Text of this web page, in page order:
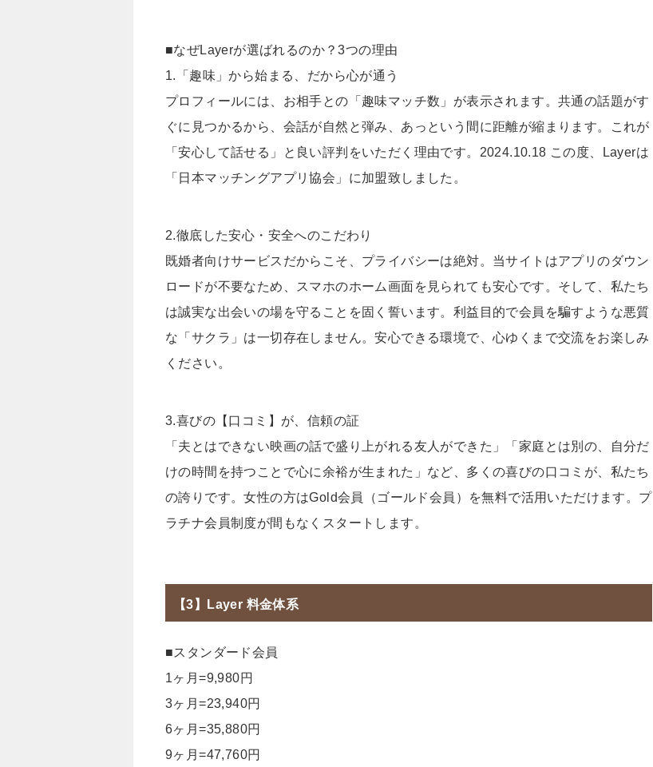
■なぜLayerが選ばれるのか？3つの理由
1.「趣味」から始まる、だから心が通う
プロフィールには、お相手との「趣味マッチ数」が表示されます。共通の話題がす
ぐに見つかるから、会話が自然と弾み、あっという間に距離が縮まります。これが
「安心して話せる」と良い評判をいただく理由です。2024.10.18 この度、Layerは
「日本マッチングアプリ協会」に加盟致しました。
2.徹底した安心・安全へのこだわり
既婚者向けサービスだからこそ、プライバシーは絶対。当サイトはアプリのダウン
ロードが不要なため、スマホのホーム画面を見られても安心です。そして、私たち
は誠実な出会いの場を守ることを固く誓います。利益目的で会員を騙すような悪質
な「サクラ」は一切存在しません。安心できる環境で、心ゆくまで交流をお楽しみ
ください。
3.喜びの【口コミ】が、信頼の証
「夫とはできない映画の話で盛り上がれる友人ができた」「家庭とは別の、自分だ
けの時間を持つことで心に余裕が生まれた」など、多くの喜びの口コミが、私たち
の誇りです。女性の方はGold会員（ゴールド会員）を無料で活用いただけます。プ
ラチナ会員制度が間もなくスタートします。
【3】Layer 料金体系
■スタンダード会員
1ヶ月=9,980円
3ヶ月=23,940円
6ヶ月=35,880円
9ヶ月=47,760円